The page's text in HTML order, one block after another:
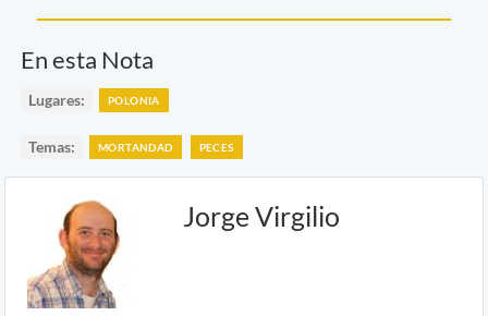
En esta Nota
Lugares: POLONIA
Temas: MORTANDAD PECES
Jorge Virgilio